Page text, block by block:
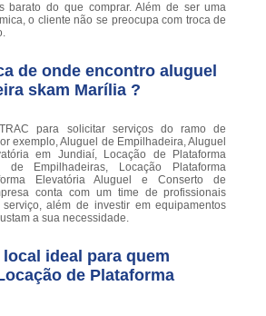
barato do que comprar. Além de ser uma
o cliente não se preocupa com troca de
de onde encontro aluguel
skam Marília ?
para solicitar serviços do ramo de
exemplo, Aluguel de Empilhadeira, Aluguel
em Jundiaí, Locação de Plataforma
de Empilhadeiras, Locação Plataforma
Elevatória Aluguel e Conserto de
conta com um time de profissionais
além de investir em equipamentos
a sua necessidade.
ideal para quem
de Plataforma